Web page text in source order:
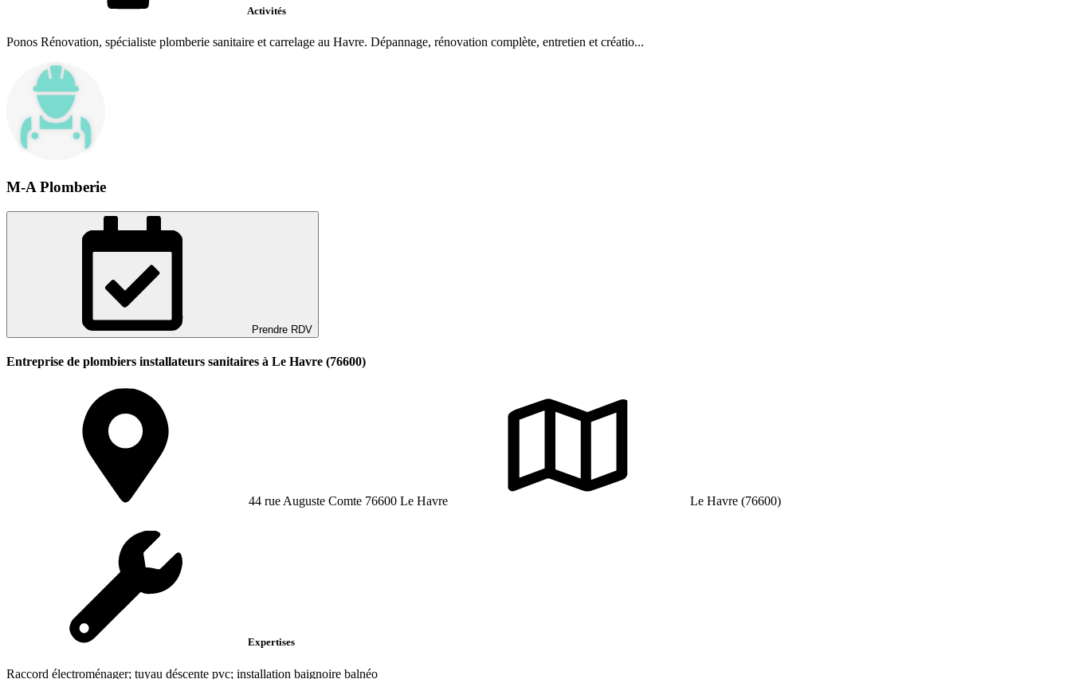
Activités
Ponos Rénovation, spécialiste plomberie sanitaire et carrelage au Havre. Dépannage, rénovation complète, entretien et créatio...
M-A Plomberie
Prendre RDV
Entreprise de plombiers installateurs sanitaires à Le Havre (76600)
44 rue Auguste Comte 76600 Le Havre Le Havre (76600)
Expertises
Raccord électroménager; tuyau déscente pvc; installation baignoire balnéo